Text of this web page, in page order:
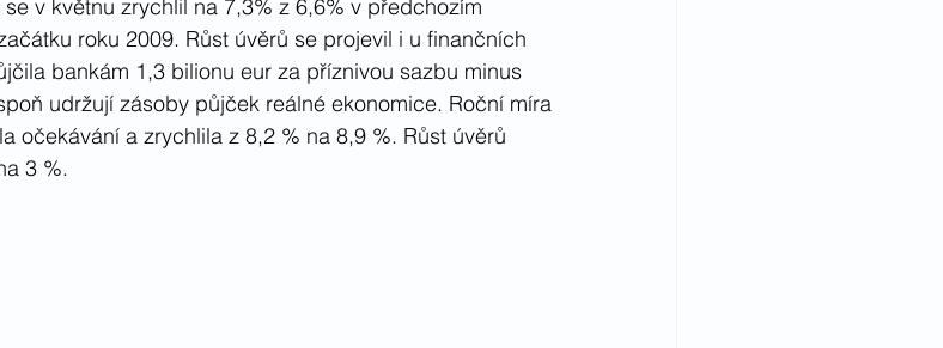
v květnu zrychlil na 7,3% z 6,6% v předchozím
roku 2009. Růst úvěrů se projevil i u finančních
bankám 1,3 bilionu eur za příznivou sazbu minus
udržují zásoby půjček reálné ekonomice. Roční míra
očekávání a zrychlila z 8,2 % na 8,9 %. Růst úvěrů
3 %.